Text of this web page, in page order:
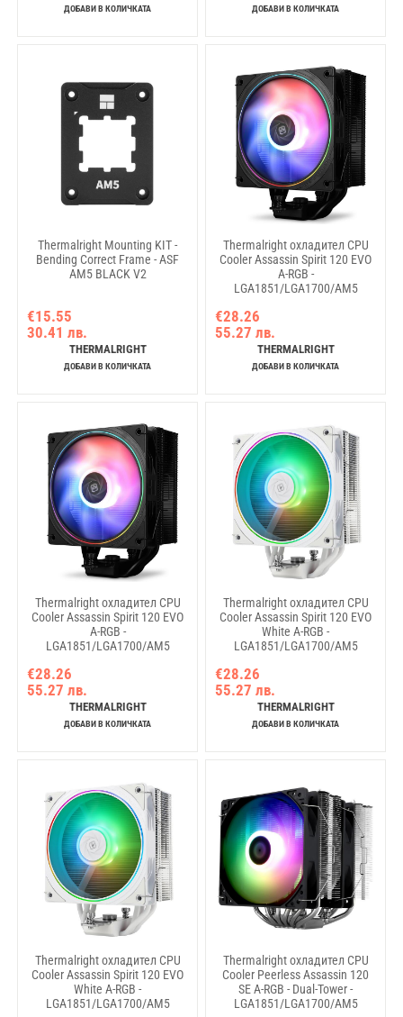
ДОБАВИ В КОЛИЧКАТА ДОБАВИ В КОЛИЧКАТА
Thermalright Mounting KIT -
Bending Correct Frame - ASF
AM5 BLACK V2
€15.55
30.41 лв.
THERMALRIGHT
ДОБАВИ В КОЛИЧКАТА
Thermalright охладител CPU
Cooler Assassin Spirit 120 EVO
A-RGB -
LGA1851/LGA1700/AM5
€28.26
55.27 лв.
THERMALRIGHT
ДОБАВИ В КОЛИЧКАТА
Thermalright охладител CPU
Cooler Assassin Spirit 120 EVO
A-RGB -
LGA1851/LGA1700/AM5
€28.26
55.27 лв.
THERMALRIGHT
ДОБАВИ В КОЛИЧКАТА
Thermalright охладител CPU
Cooler Assassin Spirit 120 EVO
White A-RGB -
LGA1851/LGA1700/AM5
€28.26
55.27 лв.
THERMALRIGHT
ДОБАВИ В КОЛИЧКАТА
Thermalright охладител CPU
Cooler Assassin Spirit 120 EVO
White A-RGB -
LGA1851/LGA1700/AM5
Thermalright охладител CPU
Cooler Peerless Assassin 120
SE A-RGB - Dual-Tower -
LGA1851/LGA1700/AM5